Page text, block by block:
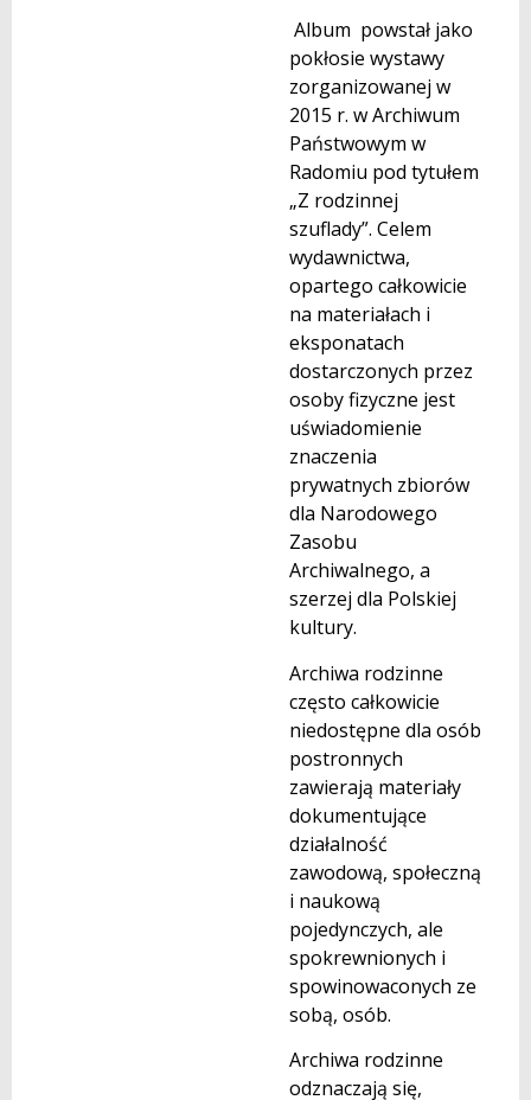
Album powstał jako
pokłosie wystawy
zorganizowanej w
2015 r. w Archiwum
Państwowym w
Radomiu pod tytułem
„Z rodzinnej
szuflady”. Celem
wydawnictwa,
opartego całkowicie
na materiałach i
eksponatach
dostarczonych przez
osoby fizyczne jest
uświadomienie
znaczenia
prywatnych zbiorów
dla Narodowego
Zasobu
Archiwalnego, a
szerzej dla Polskiej
kultury.
Archiwa rodzinne
często całkowicie
niedostępne dla osób
postronnych
zawierają materiały
dokumentujące
działalność
zawodową, społeczną
i naukową
pojedynczych, ale
spokrewnionych i
spowinowaconych ze
sobą, osób.
Archiwa rodzinne
odznaczają się,